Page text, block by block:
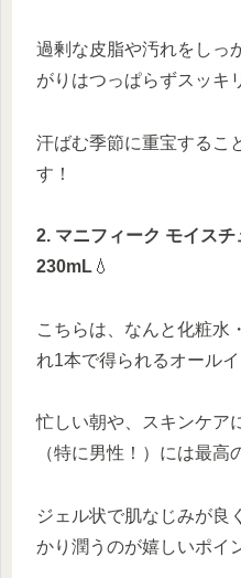
過剰な皮脂や汚れをしっ
がりはつっぱらずスッキ
汗ばむ季節に重宝するこ
す！
2. マニフィーク モイス
230mL 💧
こちらは、なんと化粧水
れ1本で得られるオール
忙しい朝や、スキンケア
（特に男性！）には最高
ジェル状で肌なじみが良
かり潤うのが嬉しいポイ